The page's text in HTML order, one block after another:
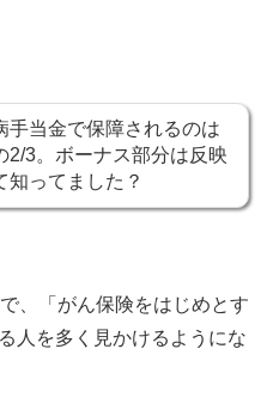
手当金で保障されるのは
2/3。ボーナス部分は反映
知ってました？
、「がん保険をはじめとす
人を多く見かけるようにな